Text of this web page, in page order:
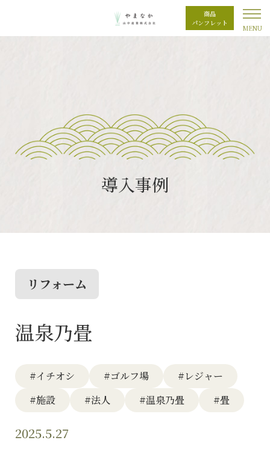
商品
パンフレット
導入事例
リフォーム
温泉乃畳
#イチオシ #ゴルフ場
#レジャー
#施設
#法人 #温泉乃畳 #畳
2025.5.27